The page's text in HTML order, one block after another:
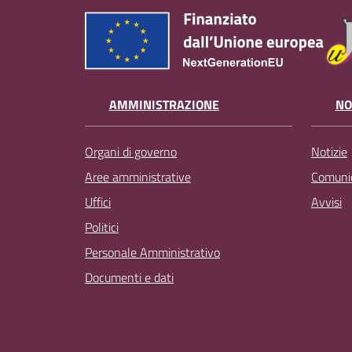
AMMINISTRAZIONE
Organi di governo
Aree amministrative
Uffici
Politici
Personale Amministrativo
Documenti e dati
Notizie
Avvisi